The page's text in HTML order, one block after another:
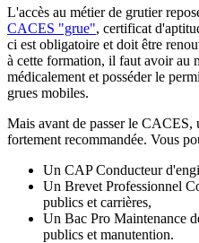
L'accès au métier de grutier
CACES "grue", certificat
ci est obligatoire et doit être
à cette formation, il faut avoir au
médicalement et posséder le
grues mobiles.
Mais avant de passer le CACES,
fortement recommandée. Vous
Un CAP Conducteur
Un Brevet Professionnel
publics et carrières,
Un Bac Pro Maintenance
publics et manutention.